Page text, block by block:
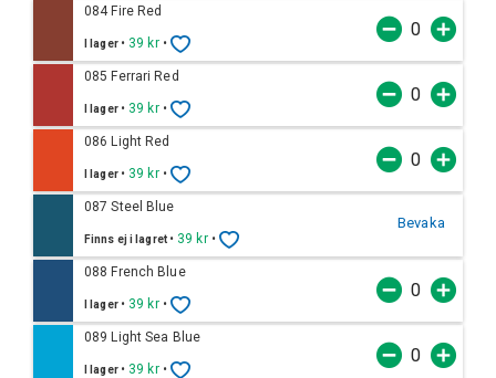
084 Fire Red
I lager • 39 kr •
085 Ferrari Red
I lager • 39 kr •
086 Light Red
I lager • 39 kr •
Bevaka
087 Steel Blue
Finns ej i lagret • 39 kr •
088 French Blue
I lager • 39 kr •
089 Light Sea Blue
I lager • 39 kr •